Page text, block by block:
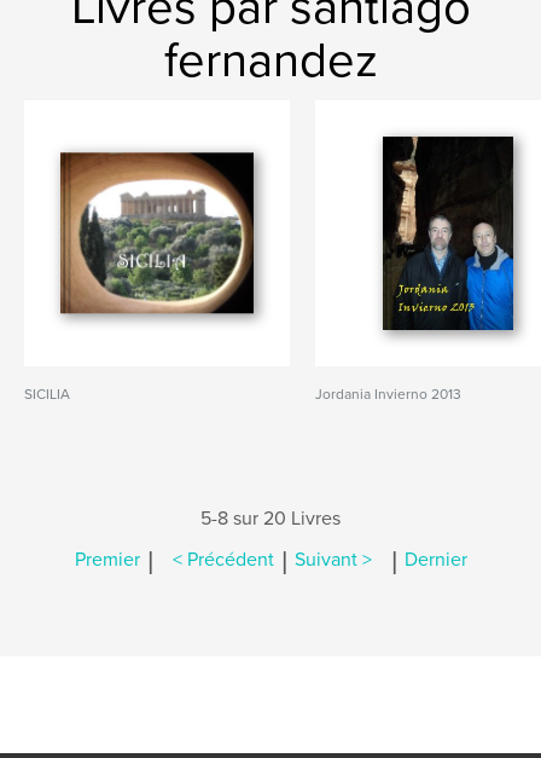
fernandez
SICILIA Jordania Invierno 2013
5-8 sur 20 Livres
Premier | < Précédent | Suivant > | Dernier